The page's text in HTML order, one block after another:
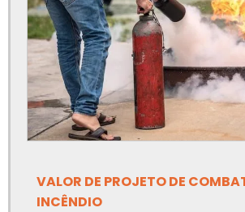
Apreciação de riscos nr 12
Canalização de válvulas de segurança
Elaboração de prontuário nr10
Empresa de adequação de máquinas
Empresa de análise de risco de amônia
VALOR DE PROJETO DE
INCÊNDIO